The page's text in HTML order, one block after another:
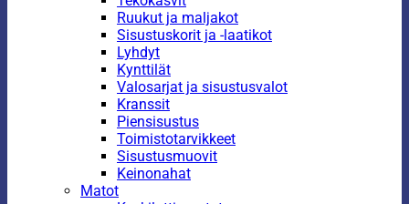
Ruukut ja maljakot
Sisustuskorit ja -laatikot
Lyhdyt
Kynttilät
Valosarjat ja sisustusvalot
Kranssit
Piensisustus
Toimistotarvikkeet
Sisustusmuovit
Keinonahat
Matot